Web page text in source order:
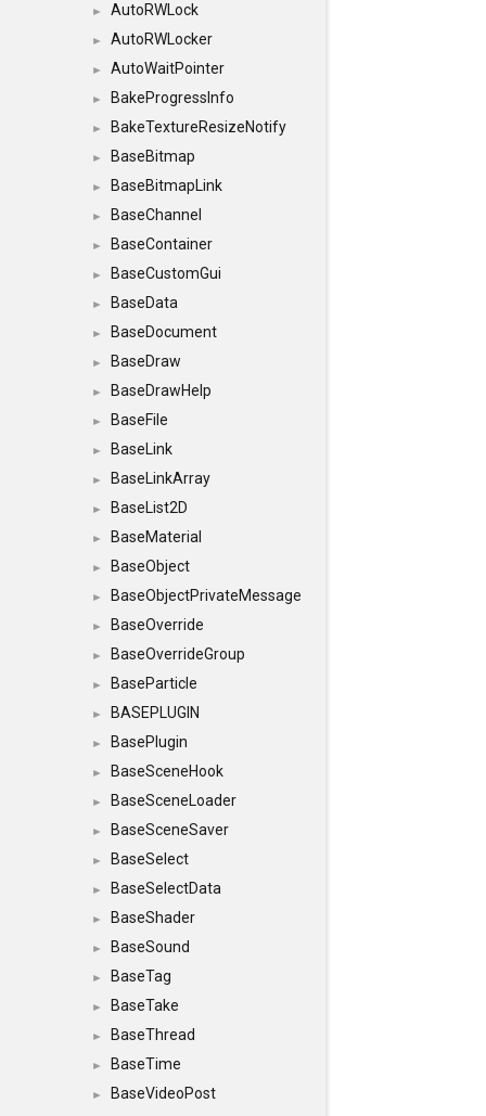
► AutoRWLock
► AutoRWLocker
► AutoWaitPointer
► BakeProgressInfo
► BakeTextureResizeNotify
► BaseBitmap
► BaseBitmapLink
► BaseChannel
► BaseContainer
► BaseCustomGui
► BaseData
► BaseDocument
► BaseDraw
► BaseDrawHelp
► BaseFile
► BaseLink
► BaseLinkArray
► BaseList2D
► BaseMaterial
► BaseObject
► BaseObjectPrivateMessage
► BaseOverride
► BaseOverrideGroup
► BaseParticle
► BASEPLUGIN
► BasePlugin
► BaseSceneHook
► BaseSceneLoader
► BaseSceneSaver
► BaseSelect
► BaseSelectData
► BaseShader
► BaseSound
► BaseTag
► BaseTake
► BaseThread
► BaseTime
►
BaseVideoPost